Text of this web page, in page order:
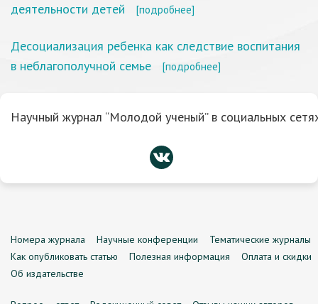
деятельности детей
[подробнее]
Десоциализация ребенка как следствие воспитания
в неблагополучной семье
[подробнее]
Научный журнал “Молодой ученый” в социальных
Номера журнала Научные конференции
Тематические журналы
Как опубликовать статью
Полезная информация
Оплата и скидки
Об издательстве